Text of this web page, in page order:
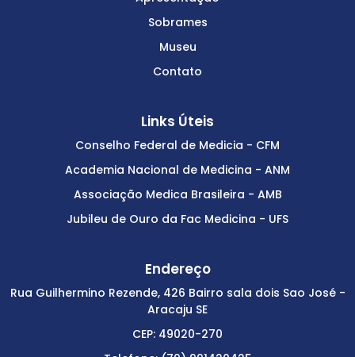
Sobrames
Museu
Contato
Links Úteis
Conselho Federal de Medicia - CFM
Academia Nacional de Medicina - ANM
Associação Medica Brasileira - AMB
Jubileu de Ouro da Fac Medicina - UFS
Endereço
Rua Guilhermino Rezende, 426 Bairro sala dois Sao José -
Aracaju SE
CEP: 49020-270